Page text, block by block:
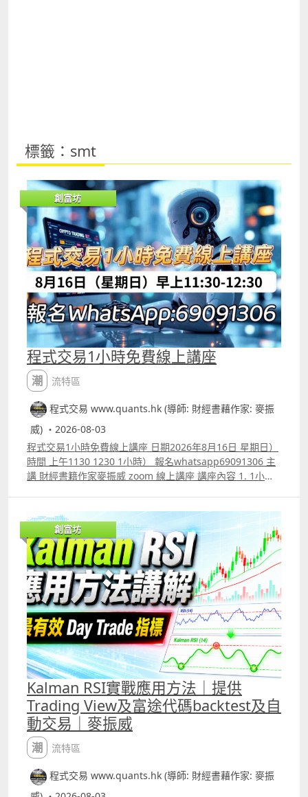
標籤：smt
創富坊
程式交易1小時免費線上講座
潮流特區
程式交易 www.quants.hk (導師: 財經書藉作家: 麥振
威) ・2026-08-03
程式交易1小時免費線上講座 日期2026年8月16日 星期日）
時間 上午1130 1230 1小時） 報名whatsapp69091306 主
講 財經書籍作家麥振威 zoom 線上講座 講座內容 1. 1小時
View策略的AI agent應用 4. ICT策略改良版勝率達80.8%的
原理 5.如何快速將pine script寫的交易策略轉為python版
本 6.如何快速學懂用python寫運用排盤市場深度數據的交
易策略autotrade 7.期指盤路分析原理講解 報名whatspp
69091306 或電郵paul.mark881@gmail.com
創富坊
Kalman RSI實戰應用方法｜提供
Trading View及富途代碼backtest及自
動交易｜麥振威
潮流特區
程式交易 www.quants.hk (導師: 財經書藉作家: 麥振